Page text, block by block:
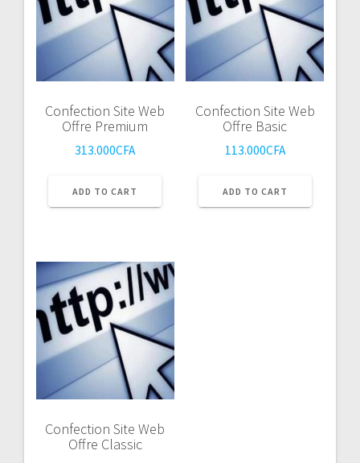
Confection Site Web
Offre Premium
313.000CFA
ADD TO CART
Confection Site Web
Offre Basic
113.000CFA
ADD TO CART
Confection Site Web
Offre Classic